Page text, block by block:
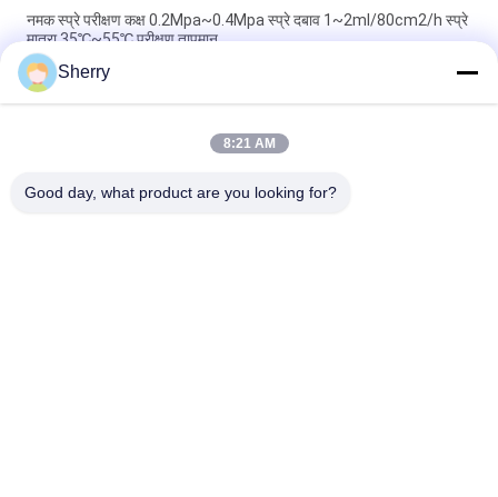
नमक स्प्रे परीक्षण कक्ष 0.2Mpa~0.4Mpa स्प्रे दबाव 1~2ml/80cm2/h स्प्रे
मात्रा 35℃~55℃ परीक्षण तापमान
95% आरएच 0.3 मिमी ~ 0.8 मिमी स्प्रे नोजल के साथ 48 घंटे ~ 1000 घंटे
परीक्षण समय नमक धुंध संक्षारण परीक्षण
95% आरएच 0.3 मिमी ~ 0.8 मिमी परीक्षण समय नमक धुंध संक्षारण नमक स्प्रे
Sherry
8:21 AM
Good day, what product are you looking for?